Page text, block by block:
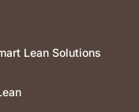
Lean Solutions